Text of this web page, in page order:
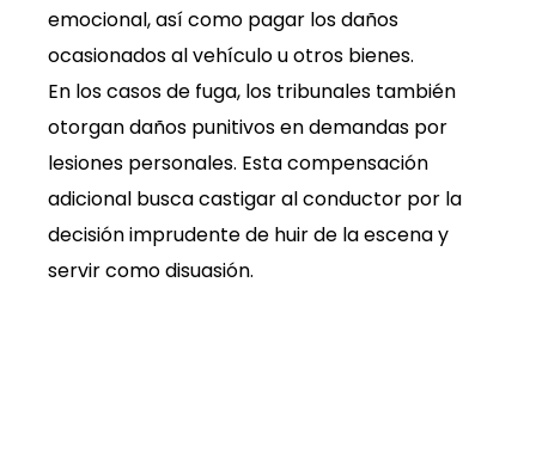
emocional, así como pagar los daños
ocasionados al vehículo u otros bienes.
En los casos de fuga, los tribunales también
otorgan daños punitivos en demandas por
lesiones personales. Esta compensación
adicional busca castigar al conductor por la
decisión imprudente de huir de la escena y
servir como disuasión.